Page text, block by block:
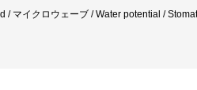
マイクロウェーブ / Water potential /